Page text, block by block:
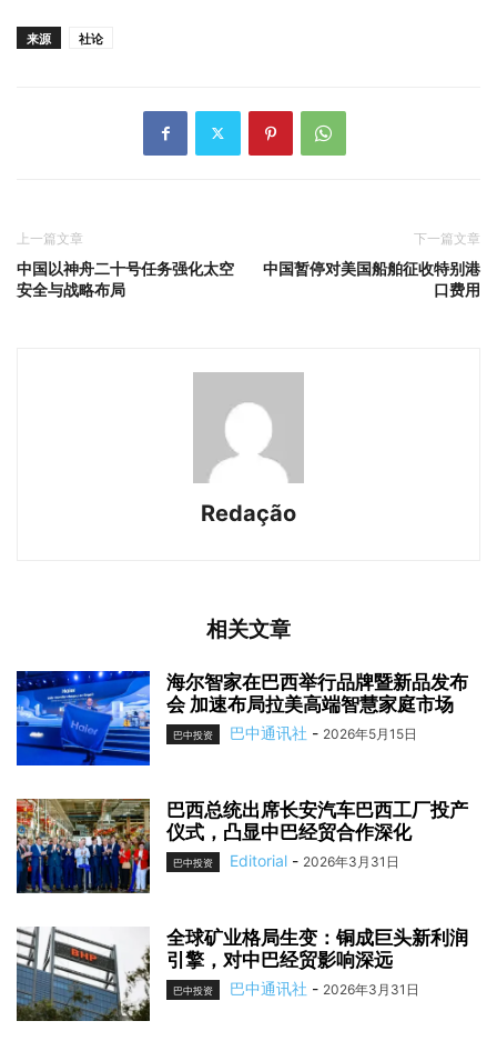
来源 社论
上一篇文章
中国以神舟二十号任务强化太空
安全与战略布局
下一篇文章
中国暂停对美国船舶征收特别港
口费用
Redação
相关文章
海尔智家在巴西举行品牌暨新品发布
会 加速布局拉美高端智慧家庭市场
巴中投资 巴中通讯社 - 2026年5月15日
巴西总统出席长安汽车巴西工厂投产
仪式，凸显中巴经贸合作深化
巴中投资 Editorial - 2026年3月31日
全球矿业格局生变：铜成巨头新利润
引擎，对中巴经贸影响深远
巴中投资 巴中通讯社 - 2026年3月31日